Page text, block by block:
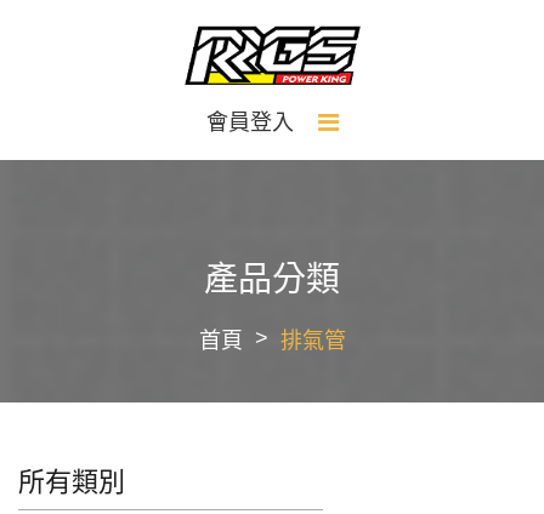
會員登入
產品分類
首頁 排氣管
所有類別